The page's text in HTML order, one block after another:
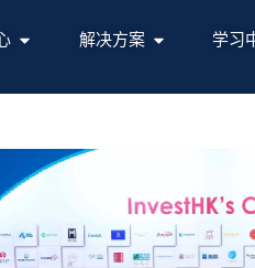
解决方案 学习